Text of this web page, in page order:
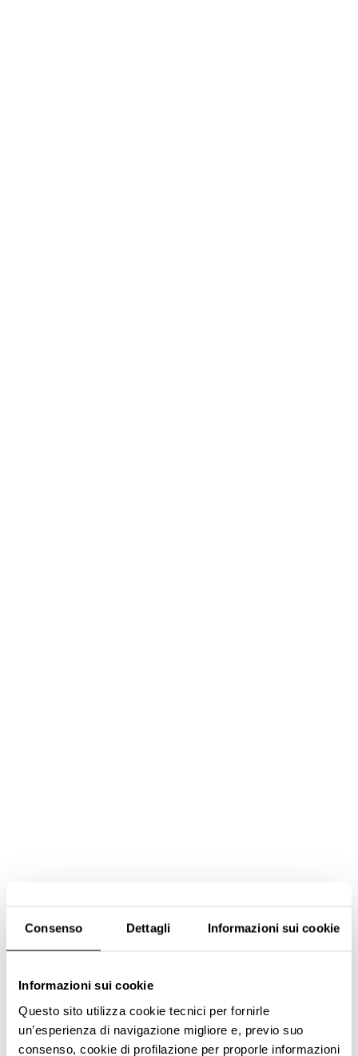
Consenso Dettagli Informazioni sui cookie
Informazioni sui cookie
Questo sito utilizza cookie tecnici per fornirle
un’esperienza di navigazione migliore e, previo suo
consenso, cookie di profilazione per proporle informazioni